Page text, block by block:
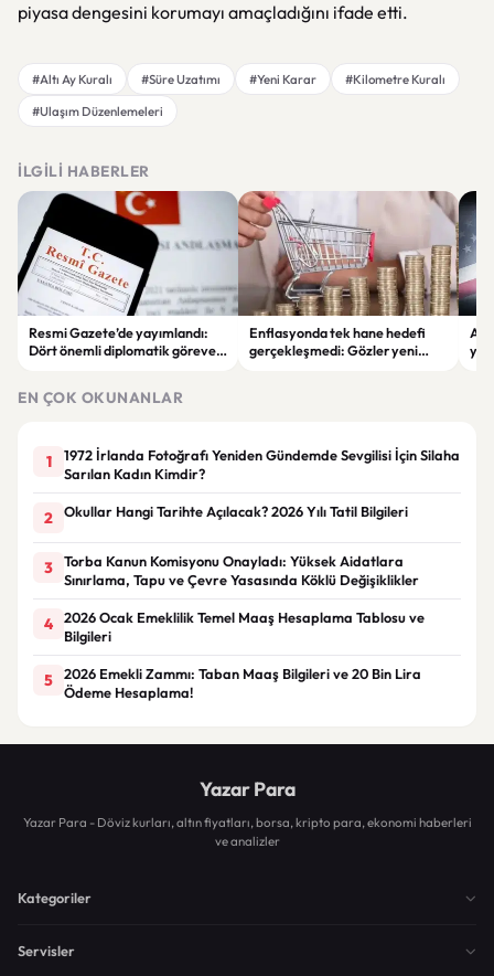
piyasa dengesini korumayı amaçladığını ifade etti.
#Altı Ay Kuralı #Süre Uzatımı #Yeni Karar
#Kilometre Kuralı
#Ulaşım Düzenlemeleri
İLGILI HABERLER
Resmi Gazete’de yayımlandı:
Dört önemli diplomatik göreve
Enflasyonda tek hane hedefi
gerçekleşmedi: Gözler yeni
EN ÇOK OKUNANLAR
1
1972 İrlanda Fotoğrafı Yeniden Gündemde Sevgilisi İçin Silaha
Sarılan Kadın Kimdir?
2 Okullar Hangi Tarihte Açılacak? 2026 Yılı Tatil Bilgileri
3
Torba Kanun Komisyonu Onayladı: Yüksek Aidatlara
Sınırlama, Tapu ve Çevre Yasasında Köklü Değişiklikler
4
2026 Ocak Emeklilik Temel Maaş Hesaplama Tablosu ve
Bilgileri
5
2026 Emekli Zammı: Taban Maaş Bilgileri ve 20 Bin Lira
Ödeme Hesaplama!
Yazar Para
Yazar Para - Döviz kurları, altın fiyatları, borsa, kripto para, ekonomi haberleri
ve analizler
Kategoriler
Servisler